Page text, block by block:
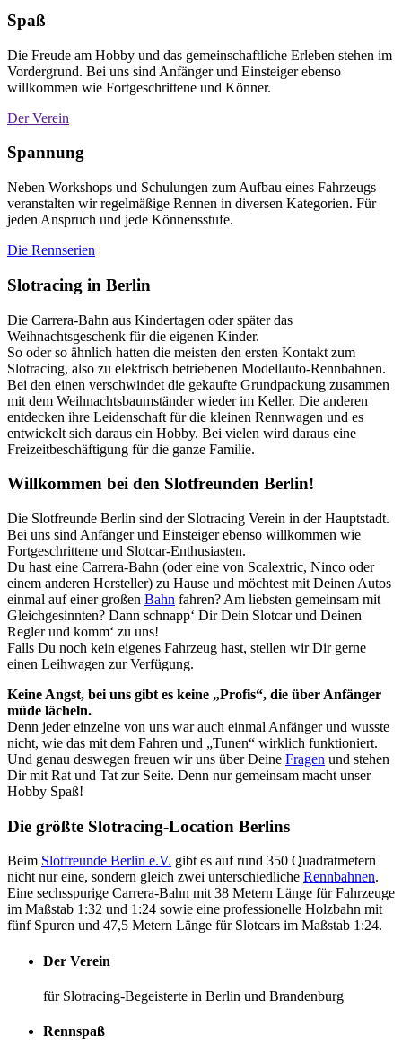
Spaß
Die Freude am Hobby und das gemeinschaftliche Erleben stehen im
Vordergrund. Bei uns sind Anfänger und Einsteiger ebenso
willkommen wie Fortgeschrittene und Könner.
Der Verein
Spannung
Neben Workshops und Schulungen zum Aufbau eines Fahrzeugs
veranstalten wir regelmäßige Rennen in diversen Kategorien. Für
jeden Anspruch und jede Könnensstufe.
Die Rennserien
Slotracing in Berlin
Die Carrera-Bahn aus Kindertagen oder später das
Weihnachtsgeschenk für die eigenen Kinder.
So oder so ähnlich hatten die meisten den ersten Kontakt zum
Slotracing, also zu elektrisch betriebenen Modellauto-Rennbahnen.
Bei den einen verschwindet die gekaufte Grundpackung zusammen
mit dem Weihnachtsbaumständer wieder im Keller. Die anderen
entdecken ihre Leidenschaft für die kleinen Rennwagen und es
entwickelt sich daraus ein Hobby. Bei vielen wird daraus eine
Freizeitbeschäftigung für die ganze Familie.
Willkommen bei den Slotfreunden Berlin!
Die Slotfreunde Berlin sind der Slotracing Verein in der Hauptstadt.
Bei uns sind Anfänger und Einsteiger ebenso willkommen wie
Fortgeschrittene und Slotcar-Enthusiasten.
Du hast eine Carrera-Bahn (oder eine von Scalextric, Ninco oder
einem anderen Hersteller) zu Hause und möchtest mit Deinen Autos
einmal auf einer großen Bahn fahren? Am liebsten gemeinsam mit
Gleichgesinnten? Dann schnapp‘ Dir Dein Slotcar und Deinen
Regler und komm‘ zu uns!
Falls Du noch kein eigenes Fahrzeug hast, stellen wir Dir gerne
einen Leihwagen zur Verfügung.
Keine Angst, bei uns gibt es keine „Profis“, die über Anfänger
müde lächeln.
Denn jeder einzelne von uns war auch einmal Anfänger und wusste
nicht, wie das mit dem Fahren und „Tunen“ wirklich funktioniert.
Und genau deswegen freuen wir uns über Deine Fragen und stehen
Dir mit Rat und Tat zur Seite. Denn nur gemeinsam macht unser
Hobby Spaß!
Die größte Slotracing-Location Berlins
Beim Slotfreunde Berlin e.V. gibt es auf rund 350 Quadratmetern
nicht nur eine, sondern gleich zwei unterschiedliche Rennbahnen.
Eine sechsspurige Carrera-Bahn mit 38 Metern Länge für Fahrzeuge
im Maßstab 1:32 und 1:24 sowie eine professionelle Holzbahn mit
fünf Spuren und 47,5 Metern Länge für Slotcars im Maßstab 1:24.
Der Verein
für Slotracing-Begeisterte in Berlin und Brandenburg
Rennspaß